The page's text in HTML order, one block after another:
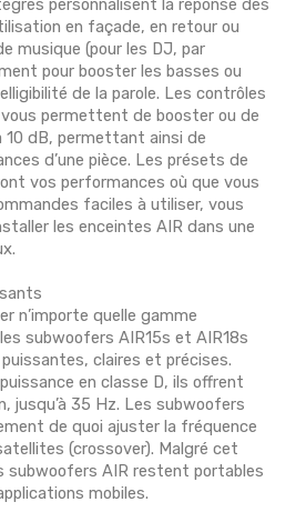
personnalisent la réponse des
en façade, en retour ou
musique (pour les DJ, par
pour booster les basses ou
de la parole. Les contrôles
permettent de booster ou de
10 dB, permettant ainsi de
d’une pièce. Les présets de
vos performances où que vous
faciles à utiliser, vous
les enceintes AIR dans une
n’importe quelle gamme
subwoofers AIR15s et AIR18s
claires et précises.
en classe D, ils offrent
jusqu’à 35 Hz. Les subwoofers
de quoi ajuster la fréquence
(crossover). Malgré cet
subwoofers AIR restent portables
mobiles.